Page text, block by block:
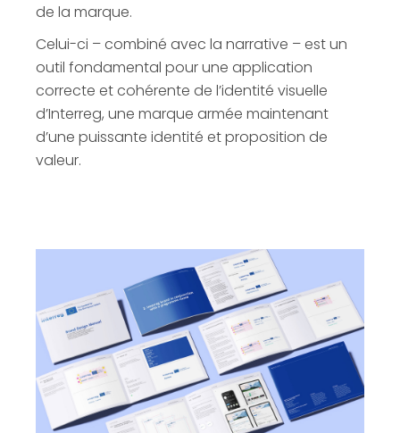
de la marque.
Celui-ci – combiné avec la narrative – est un
outil fondamental pour une application
correcte et cohérente de l’identité visuelle
d’Interreg, une marque armée maintenant
d’une puissante identité et proposition de
valeur.